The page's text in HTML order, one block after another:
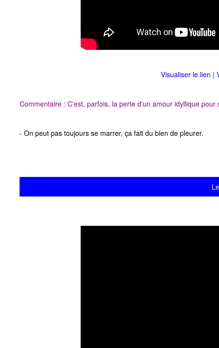
Visualiser le lien |
Commentaire : C'est, parfois, la perte d'un amour idyllique
- On peut pas toujours se marrer, ça fait du bien de pleurer.